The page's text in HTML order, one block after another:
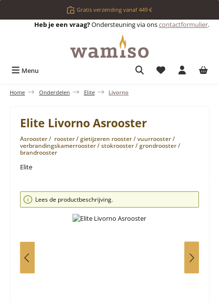
Ga naar de hoofdinhoudGratis verzending vanaf 449 €
Heb je een vraag?Ondersteuning via onscontactformulier.
Menu Je hebt 0 items
Home Onderdelen Elite Livorno
Elite Livorno Asrooster
Asrooster / rooster / gietijzeren rooster / vuurrooster /
verbrandingskamerrooster / stokrooster / grondrooster /
brandrooster
Elite
Afbeeldingengalerij overslaan
Lees de productbeschrijving.